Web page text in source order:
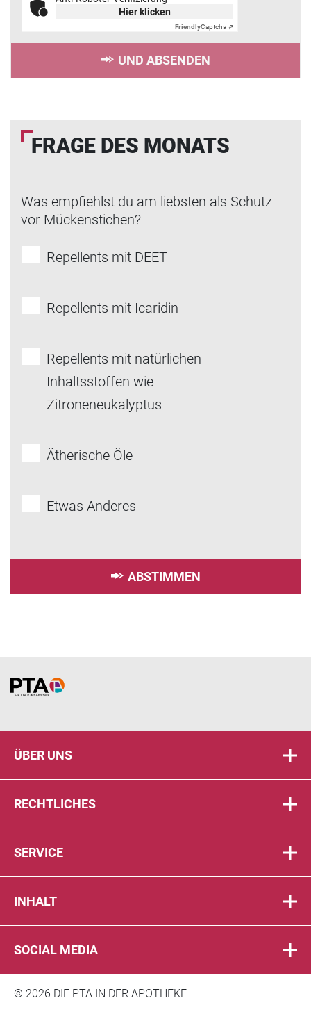
Hier klicken
FriendlyCaptcha ⇗
UND ABSENDEN
FRAGE DES MONATS
Was empfiehlst du am liebsten als Schutz
vor Mückenstichen?
Repellents mit DEET
Repellents mit Icaridin
Repellents mit natürlichen
Inhaltsstoffen wie
Zitroneneukalyptus
Ätherische Öle
Etwas Anderes
ABSTIMMEN
Home
ÜBER UNS
RECHTLICHES
SERVICE
INHALT
SOCIAL MEDIA
© 2026 DIE PTA IN DER APOTHEKE